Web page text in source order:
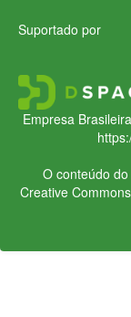
Suportado por
Empresa
O conteúdo
Creative Commons